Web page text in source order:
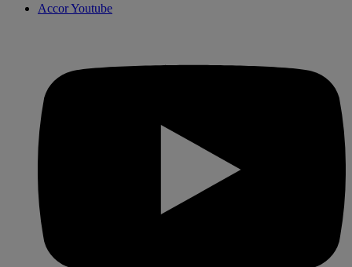
Accor Youtube